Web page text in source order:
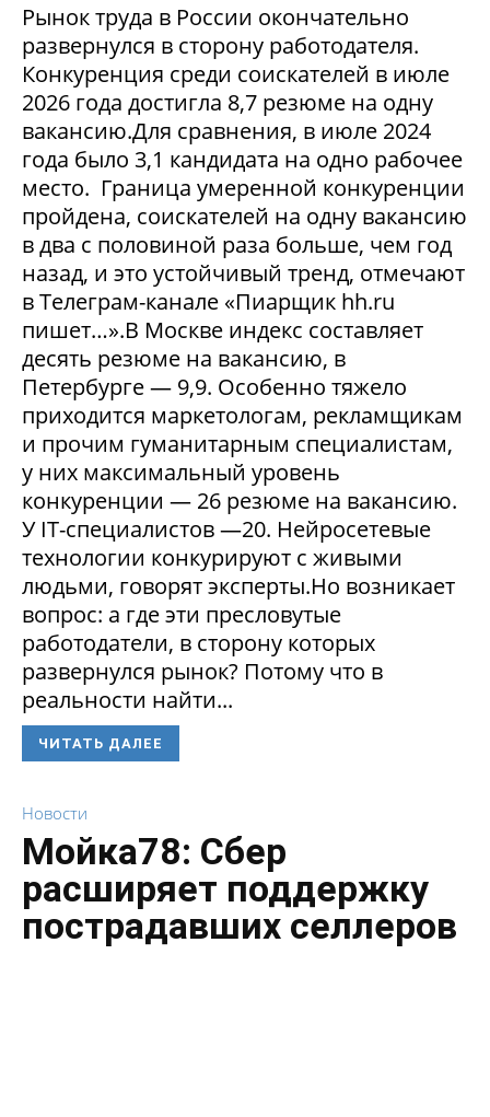
Рынок труда в России окончательно
развернулся в сторону работодателя.
Конкуренция среди соискателей в июле
2026 года достигла 8,7 резюме на одну
вакансию.Для сравнения, в июле 2024
года было 3,1 кандидата на одно рабочее
место. Граница умеренной конкуренции
пройдена, соискателей на одну вакансию
в два с половиной раза больше, чем год
назад, и это устойчивый тренд, отмечают
в Телеграм-канале «Пиарщик hh.ru
пишет…».В Москве индекс составляет
десять резюме на вакансию, в
Петербурге — 9,9. Особенно тяжело
приходится маркетологам, рекламщикам
и прочим гуманитарным специалистам,
у них максимальный уровень
конкуренции — 26 резюме на вакансию.
У IT-специалистов —20. Нейросетевые
технологии конкурируют с живыми
людьми, говорят эксперты.Но возникает
вопрос: а где эти пресловутые
работодатели, в сторону которых
развернулся рынок? Потому что в
реальности найти...
ЧИТАТЬ ДАЛЕЕ
Новости
Мойка78: Сбер
расширяет поддержку
пострадавших селлеров